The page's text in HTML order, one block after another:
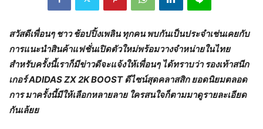
สวัสดีเพื่อนๆ ชาว ช้อปปิ้งเพลิน ทุกคน พบกันเป็นประจำเช่นเคยกับ
การแนะนำสินค้าแฟชั่นเปิดตัวใหม่พร้อมวางจำหน่ายในไทย
สำหรับครั้งนี้เราก็มีข่าวดีจะแจ้งให้เพื่อนๆ ได้ทราบว่า รองเท้าสนีก
เกอร์ADIDAS ZX 2K BOOST ดีไซน์สุดคลาสสิก ยอดนิยมตลอด
การ มาครั้งนี้มีให้เลือกหลายลาย ใครสนใจก็ตามมาดูรายละเอียด
กันเล้ยย